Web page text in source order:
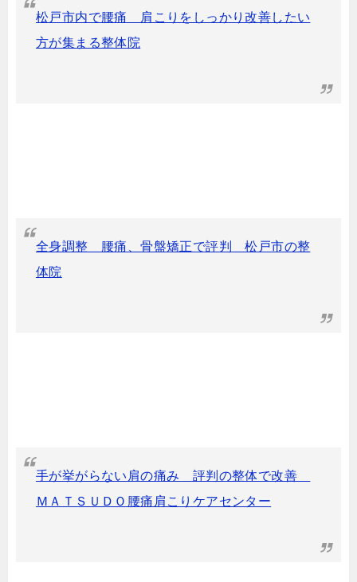
松戸市内で腰痛 肩こりをしっかり改善したい
方が集まる整体院
全身調整 腰痛、骨盤矯正で評判 松戸市の整
体院
手が挙がらない肩の痛み 評判の整体で改善
ＭＡＴＳＵＤＯ腰痛肩こりケアセンター